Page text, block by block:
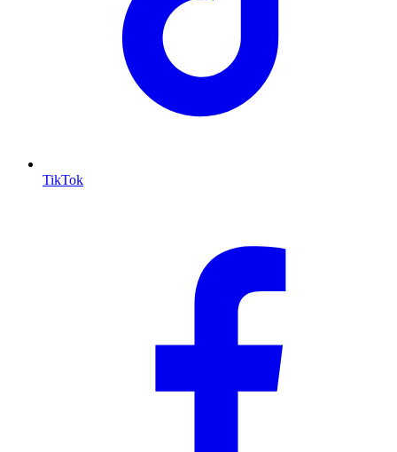
TikTok